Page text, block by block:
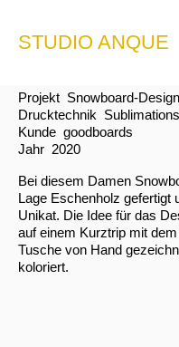
STUDIO ANQUE
Projekt Snowboard-Design
Drucktechnik
Kunde goodboards
Jahr 2020
Bei diesem Damen
Lage Eschenholz gefertigt
Unikat. Die Idee für das
auf einem Kurztrip mit
Tusche von Hand
koloriert.